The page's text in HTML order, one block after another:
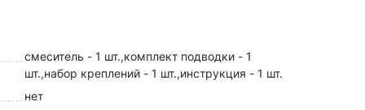
смеситель - 1 шт.,комплект подводки - 1
шт.,набор креплений - 1 шт.,инструкция - 1 шт.
нет